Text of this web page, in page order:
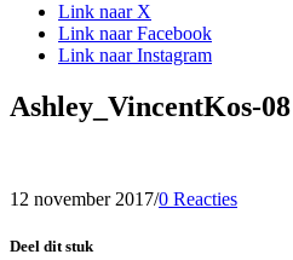
Link naar X
Link naar Facebook
Link naar Instagram
Ashley_VincentKos-08
12 november 2017/0 Reacties
Deel dit stuk